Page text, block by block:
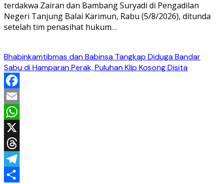
terdakwa Zairan dan Bambang Suryadi di Pengadilan
Negeri Tanjung Balai Karimun, Rabu (5/8/2026), ditunda
setelah tim penasihat hukum…
Bhabinkamtibmas dan Babinsa Tangkap Diduga Bandar
Sabu di Hamparan Perak, Puluhan Klip Kosong Disita
Facebook
Email
WhatsApp
X
Threads
Telegram